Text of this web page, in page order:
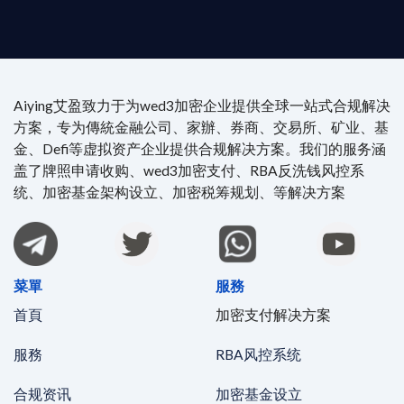
Aiying艾盈致力于为wed3加密企业提供全球一站式合规解决
方案，专为傳統金融公司、家辦、券商、交易所、矿业、基
金、Defi等虚拟资产企业提供合规解决方案。我们的服务涵
盖了牌照申请收购、wed3加密支付、RBA反洗钱风控系
统、加密基金架构设立、加密税筹规划、等解决方案
菜單
首頁
服務
合规资讯
服務
加密支付解决方案
RBA风控系统
加密基金设立